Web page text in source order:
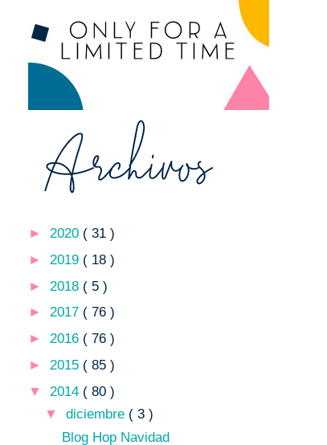
► 2020 ( 31 )
► 2019 ( 18 )
► 2018 ( 5 )
► 2017 ( 76 )
► 2016 ( 76 )
► 2015 ( 85 )
▼ 2014 ( 80 )
▼diciembre ( 3 )
Blog Hop Navidad